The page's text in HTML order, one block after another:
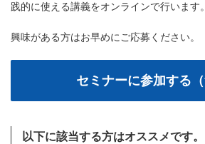
践的に使える講義をオンラインで行います。
興味がある方はお早めにご応募ください。
以下に該当する方はオススメです。